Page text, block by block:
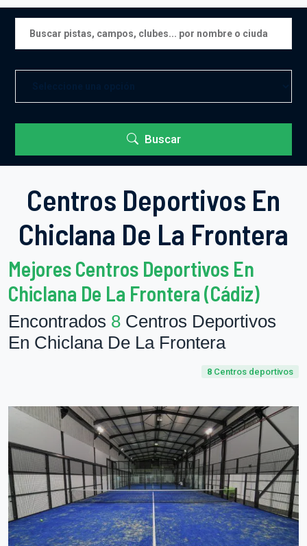
Buscar
Centros Deportivos En
Chiclana De La Frontera
Mejores Centros Deportivos En
Chiclana De La Frontera (Cádiz)
Encontrados 8 Centros Deportivos
En Chiclana De La Frontera
8 Centros deportivos